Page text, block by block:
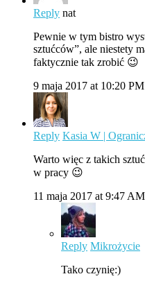
Reply nat
Pewnie w tym bistro
sztućców”, ale niestety
faktycznie tak zrobić 😉
9 maja 2017 at 10:20 PM
Reply Kasia W |
Warto więc z takich
w pracy 😉
11 maja 2017 at 9:47 AM
Reply Mikrożycie
Tako czynię:)